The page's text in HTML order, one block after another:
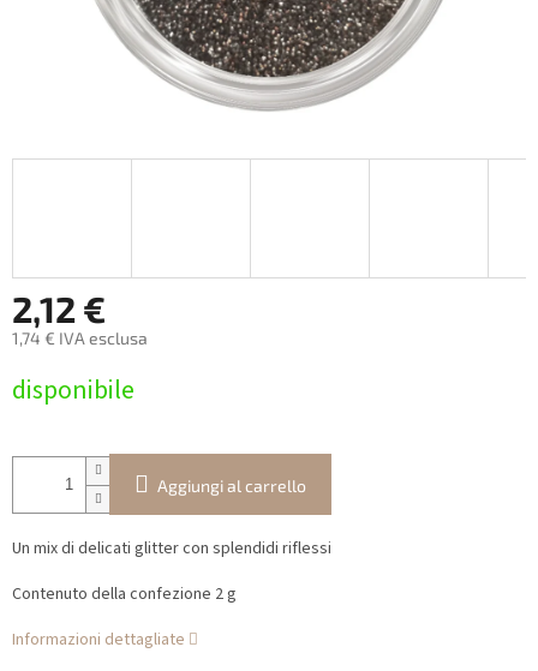
2,12 €
1,74 € IVA esclusa
della
disponibile
Aggiungi al carrello
Un mix di delicati glitter con splendidi riflessi
Contenuto della confezione 2 g
Informazioni dettagliate